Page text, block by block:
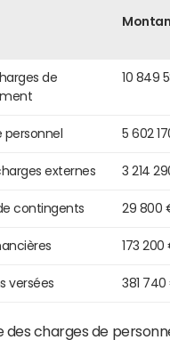
de
10 849
personnel 5 602
externes 3 214
contingents 29 800
173 200
versées 381
des charges de